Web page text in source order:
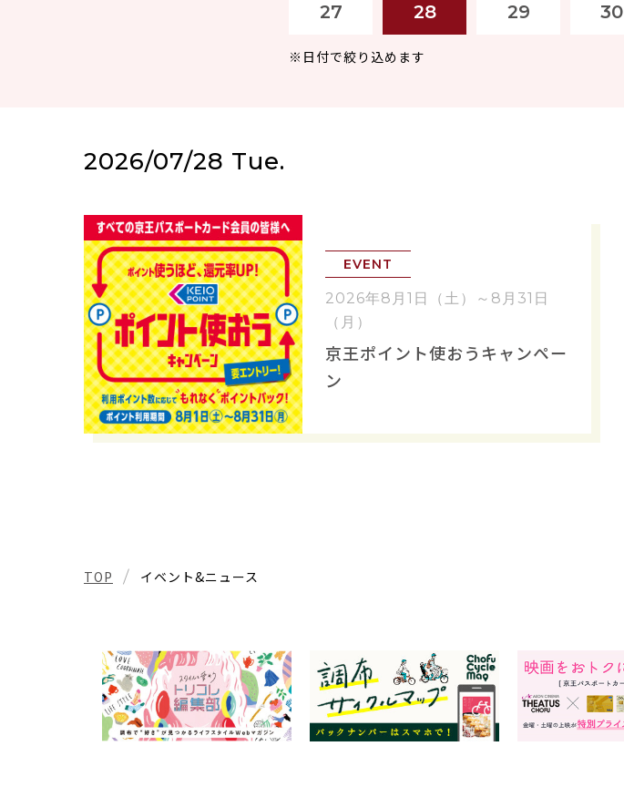
27 28 29 30
※日付で絞り込めます
2026/07/28 Tue.
EVENT
2026年8月1日（土）～8月31日
（月）
京王ポイント使おうキャンペー
ン
TOP イベント&ニュース